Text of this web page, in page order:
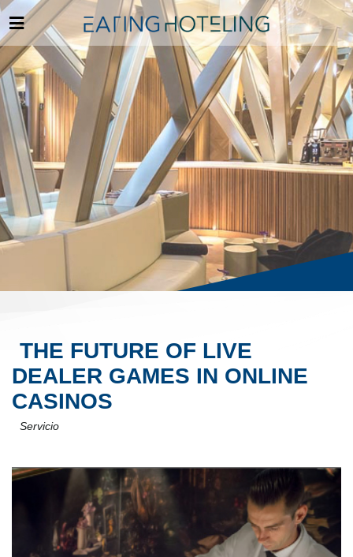
THE FUTURE OF LIVE
DEALER GAMES IN ONLINE
CASINOS
Servicio